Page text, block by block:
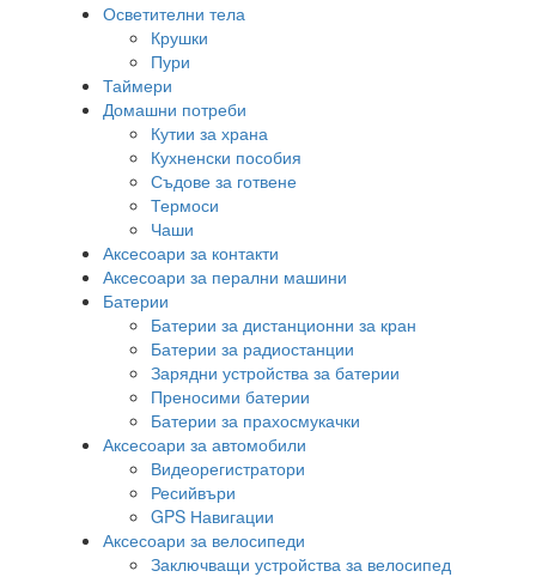
Осветителни тела
Крушки
Пури
Таймери
Домашни потреби
Кутии за храна
Кухненски пособия
Съдове за готвене
Термоси
Чаши
Аксесоари за контакти
Аксесоари за перални машини
Батерии
Батерии за дистанционни за кран
Батерии за радиостанции
Зарядни устройства за батерии
Преносими батерии
Батерии за прахосмукачки
Аксесоари за автомобили
Видеорегистратори
Ресийвъри
GPS Навигации
Аксесоари за велосипеди
Заключващи устройства за велосипед